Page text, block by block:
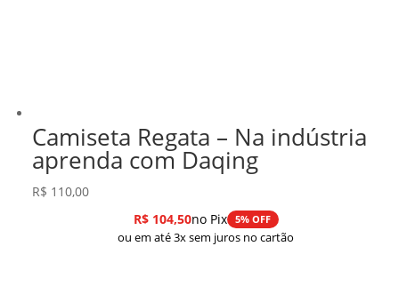
Camiseta Regata – Na indústria
aprenda com Daqing
R$ 110,00
R$104,50no Pix 5% OFF
ou em até 3x sem juros no cartão